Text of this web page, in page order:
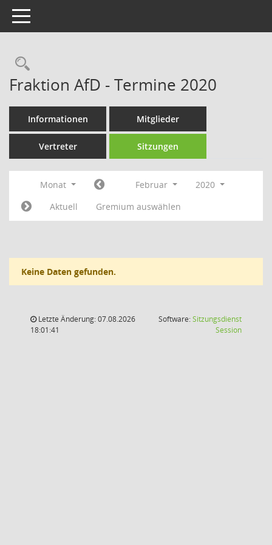
Toggle navigation
Rechercheauswahl
Fraktion AfD - Termine 2020
Informationen Mitglieder
Vertreter Sitzungen
Monat Februar
2020
Aktuell
Gremium auswählen
Keine Daten gefunden.
Letzte Änderung: 07.08.2026
18:01:41
Software:Sitzungsdienst
Session(Wird in